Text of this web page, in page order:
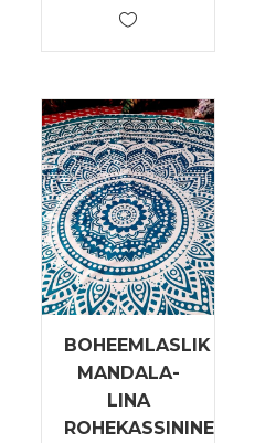
BOHEEMLASLIK
MANDALA-
LINA
ROHEKASSININE